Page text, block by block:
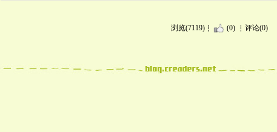
浏览(7119) (0) 评论(0)